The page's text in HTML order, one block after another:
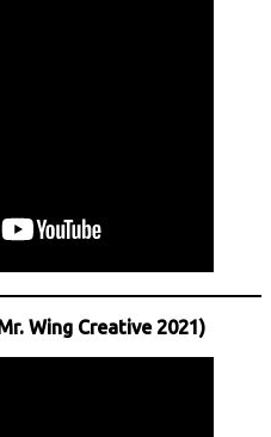
Wing Creative 2021)